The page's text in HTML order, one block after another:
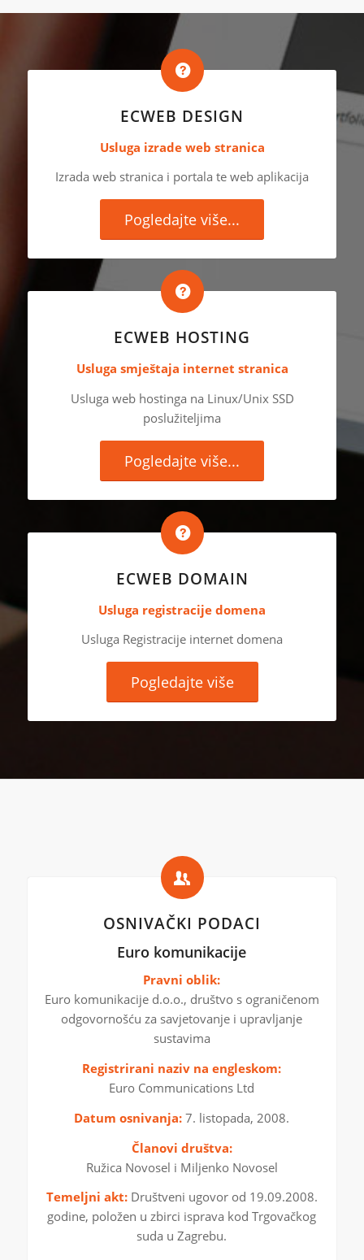
ECWEB DESIGN
Usluga izrade web stranica
Izrada web stranica i portala te web aplikacija
Pogledajte više...
ECWEB HOSTING
Usluga smještaja internet stranica
Usluga web hostinga na Linux/Unix SSD
poslužiteljima
Pogledajte više...
ECWEB DOMAIN
Usluga registracije domena
Usluga Registracije internet domena
Pogledajte više
OSNIVAČKI PODACI
Euro komunikacije
Pravni oblik:
Euro komunikacije d.o.o., društvo s ograničenom
odgovornošću za savjetovanje i upravljanje
sustavima
Registrirani naziv na engleskom:
Euro Communications Ltd
Datum osnivanja: 7. listopada, 2008.
Članovi društva:
Ružica Novosel i Miljenko Novosel
Temeljni akt:Društveni ugovor od 19.09.2008.
godine, položen u zbirci isprava kod Trgovačkog
suda u Zagrebu.